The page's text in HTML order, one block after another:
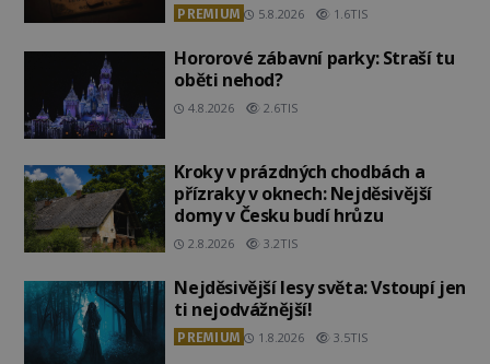
PREMIUM 5.8.2026 1.6TIS
Hororové zábavní parky: Straší tu
oběti nehod?
4.8.2026 2.6TIS
Kroky v prázdných chodbách a
přízraky v oknech: Nejděsivější
domy v Česku budí hrůzu
2.8.2026 3.2TIS
Nejděsivější lesy světa: Vstoupí jen
ti nejodvážnější!
PREMIUM 1.8.2026 3.5TIS